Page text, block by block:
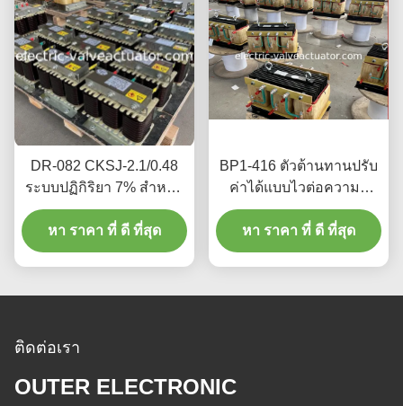
DR-082 CKSJ-2.1/0.48
ระบบปฏิกิริยา 7% สําหรับ
การแก้ไขปัจจัยพลังงาน
ของธนาคารพัดพัด
หา ราคา ที่ ดี ที่สุด
BP1-416 ตัวต้านทานปรับ
ค่าได้แบบไวต่อความถี่
สำหรับสตาร์ทมอเตอร์ AC
แบบ 3 เฟส
หา ราคา ที่ ดี ที่สุด
ติดต่อเรา
OUTER ELECTRONIC